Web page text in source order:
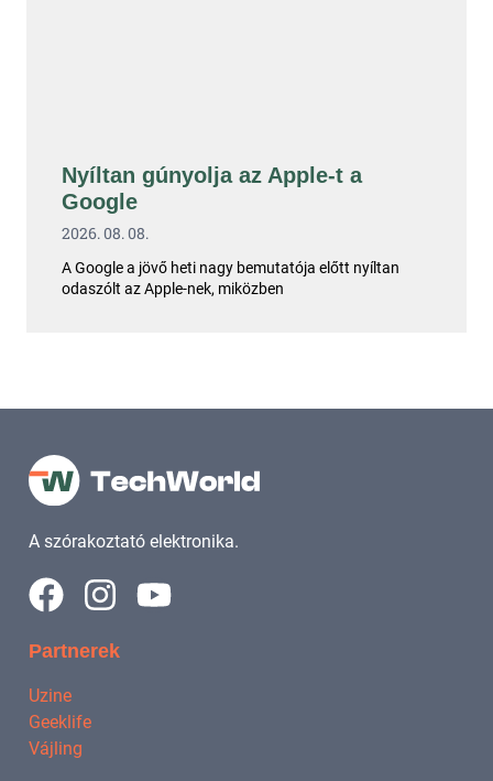
Nyíltan gúnyolja az Apple-t a
Google
2026. 08. 08.
A Google a jövő heti nagy bemutatója előtt nyíltan
odaszólt az Apple-nek, miközben
A szórakoztató elektronika.
Partnerek
Uzine
Geeklife
Vájling